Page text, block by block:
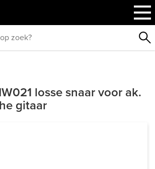
losse snaar voor ak.
gitaar